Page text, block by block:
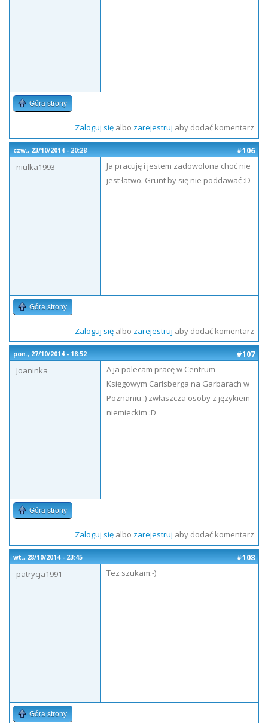
Góra strony
Zaloguj sięalbo zarejestruj aby dodać komentarz
czw., 23/10/2014 - 20:28
#106
niulka1993
Ja pracuję i jestem zadowolona choć nie
jest łatwo. Grunt by się nie poddawać :D
Góra strony
Zaloguj sięalbo zarejestruj aby dodać komentarz
pon., 27/10/2014 - 18:52
#107
Joaninka
A ja polecam pracę w Centrum
Księgowym Carlsberga na Garbarach w
Poznaniu :) zwłaszcza osoby z językiem
niemieckim :D
Góra strony
Zaloguj sięalbo zarejestruj aby dodać komentarz
wt., 28/10/2014 - 23:45
#108
patrycja1991
Tez szukam:-)
Góra strony